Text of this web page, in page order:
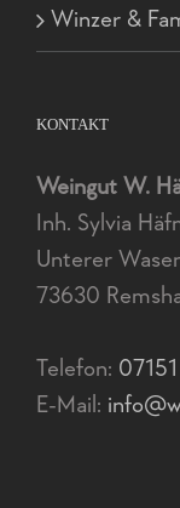
Winzer &
KONTAKT
Weingut W.
Inh. Sylvia
Unterer
73630
Telefon:
E-Mail: